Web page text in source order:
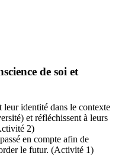
de soi et
leur identité dans le contexte
et réfléchissent à leurs
2)
en compte afin de
le futur. (Activité 1)